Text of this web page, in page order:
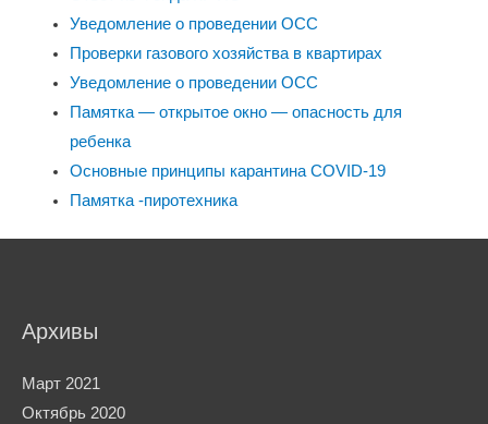
Уведомление о проведении ОСС
Проверки газового хозяйства в квартирах
Уведомление о проведении ОСС
Памятка — открытое окно — опасность для
ребенка
Основные принципы карантина COVID-19
Памятка -пиротехника
Архивы
Март 2021
Октябрь 2020